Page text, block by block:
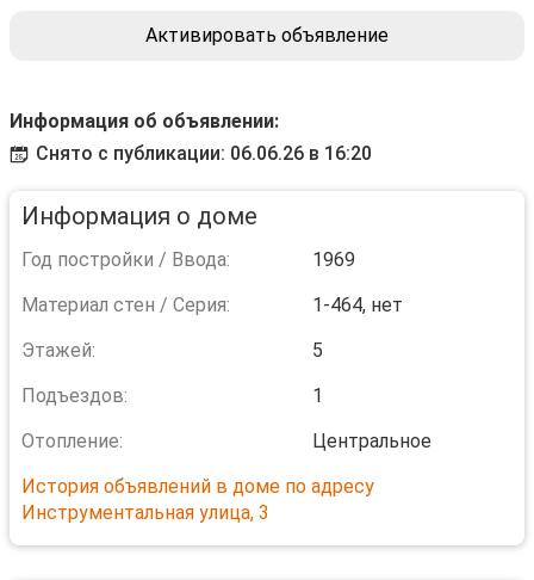
Активировать объявление
Информация об объявлении:
Снято с публикации: 06.06.26 в 16:20
Информация о доме
Год постройки / Ввода:
1969
Материал стен / Серия:
1-464, нет
Этажей:
5
Подъездов:
1
Отопление:
Центральное
История объявлений в доме по адресу
Инструментальная улица, 3